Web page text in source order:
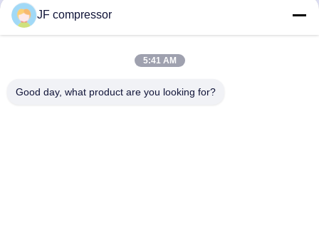
Đường No. 99 Shengzhou, quận Huishan, thành phố Wuxi,
JF compressor
5:41 AM
Good day, what product are you looking for?